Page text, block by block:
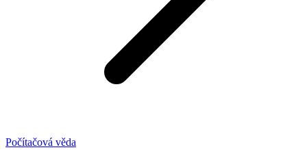
Počítačová věda